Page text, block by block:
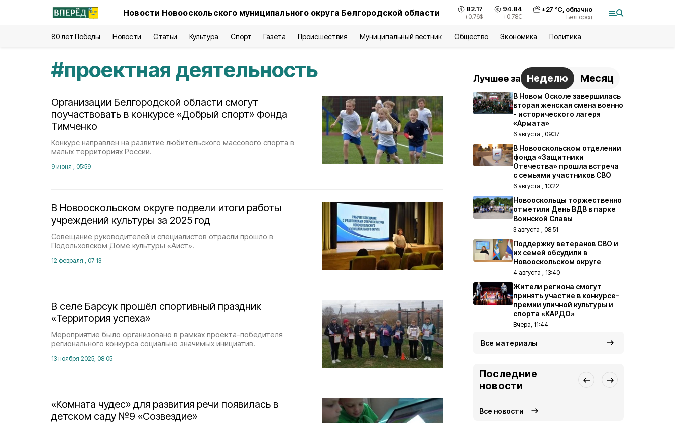
Новости Новооскольского муниципального округа Белгородской области 82.17
+0.76$
94.84
+0.78€
+27 °С, облачно
Белгород
80 лет Победы Новости Статьи Культура Спорт Газета Происшествия Муниципальный вестник Общество Экономика Политика
#проектная деятельность
Организации Белгородской области смогут
поучаствовать в конкурсе «Добрый спорт» Фонда
Тимченко
Конкурс направлен на развитие любительского массового спорта в
малых территориях России.
9 июня , 05:59
В Новооскольском округе подвели итоги работы
учреждений культуры за 2025 год
Совещание руководителей и специалистов отрасли прошло в
Подольховском Доме культуры «Аист».
12 февраля , 07:13
В селе Барсук прошёл спортивный праздник
«Территория успеха»
Мероприятие было организовано в рамках проекта-победителя
регионального конкурса социально значимых инициатив.
13 ноября 2025, 08:05
«Комната чудес» для развития речи появилась в
детском саду №9 «Созвездие»
Лучшее за Неделю Месяц
В Новом Осколе завершилась
вторая женская смена военно
- исторического лагеря
«Армата»
6 августа , 09:37
В Новооскольском отделении
фонда «Защитники
Отечества» прошла встреча
с семьями участников СВО
6 августа , 10:22
Новооскольцы торжественно
отметили День ВДВ в парке
Воинской Славы
3 августа , 08:51
Поддержку ветеранов СВО и
их семей обсудили в
Новооскольском округе
4 августа , 13:40
Жители региона смогут
принять участие в конкурсе-
премии уличной культуры и
спорта «КАРДО»
Вчера, 11:44
Все материалы
Последние
новости
Все новости